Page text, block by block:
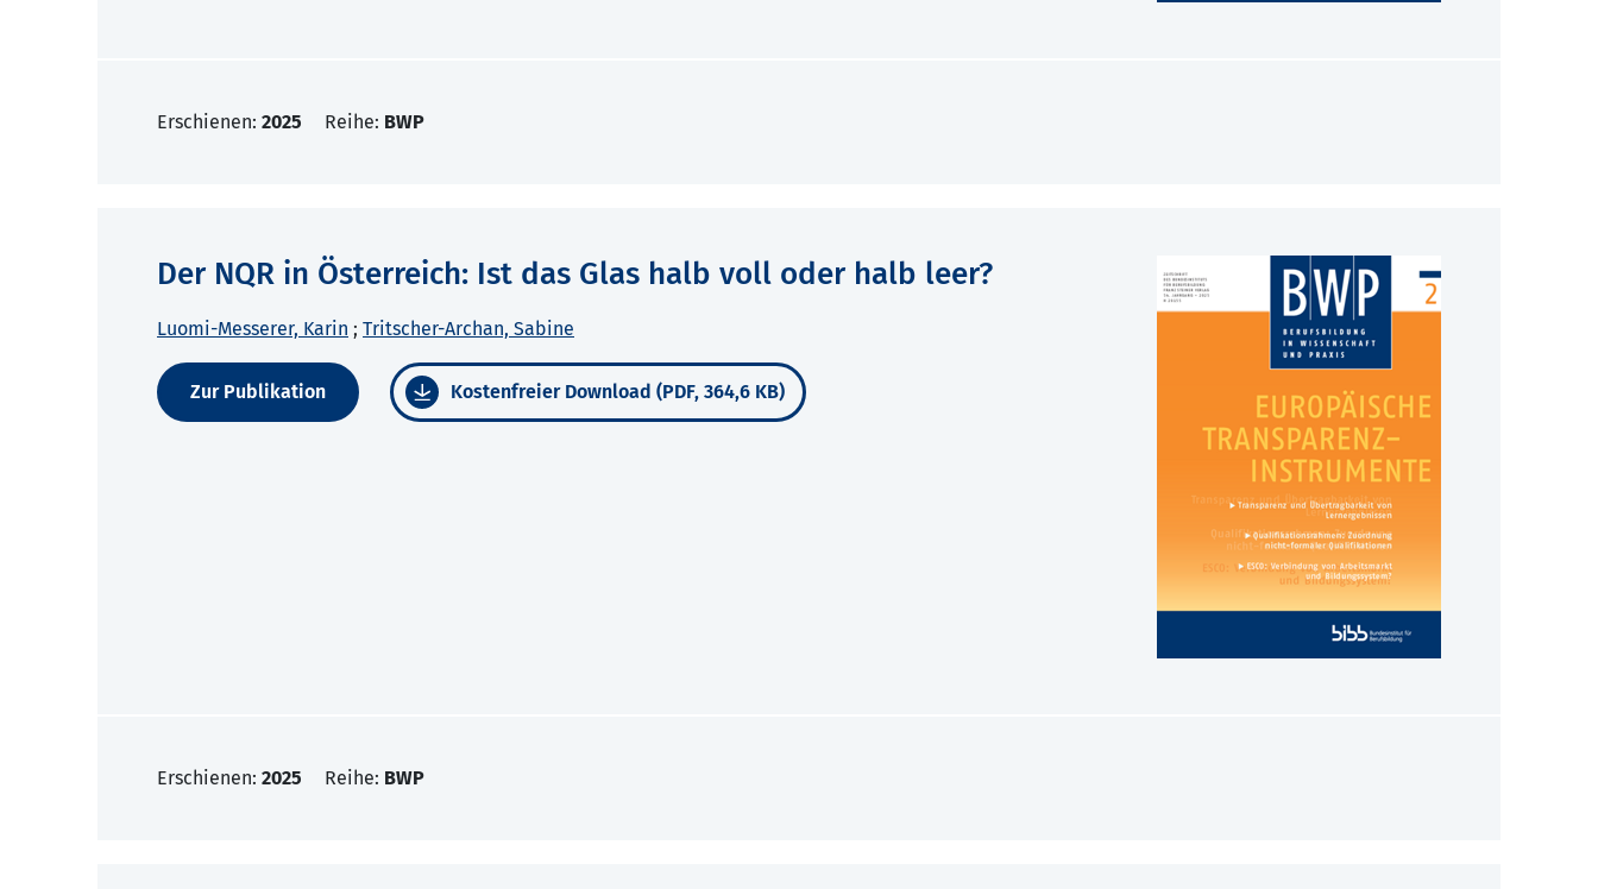
Erschienen: 2025 Reihe: BWP
Der NQR in Österreich: Ist das Glas halb voll oder halb leer?
Luomi-Messerer, Karin ; Tritscher-Archan, Sabine
Zur Publikation Kostenfreier Download (PDF, 364,6 KB)
Erschienen: 2025 Reihe: BWP